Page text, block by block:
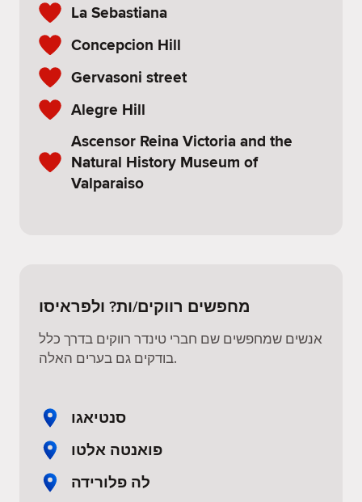
La Sebastiana
Concepcion Hill
Gervasoni street
Alegre Hill
Ascensor Reina Victoria and the
Natural History Museum of
Valparaiso
מחפשים רווקים/ות? ולפראיסו
אנשים שמחפשים שם חברי טינדר רווקים בדרך כלל
בודקים גם בערים האלה.
סנטיאגו
פואנטה אלטו
לה פלורידה